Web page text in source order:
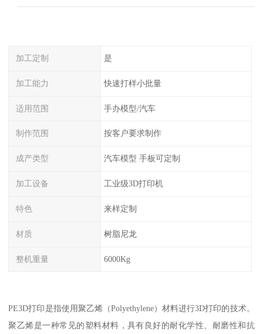
加工定制 是
加工能力 快速打样小批量
适用范围 手办模型/汽车
制作范围 按客户要求制作
成产类型 汽车模型 手板可定制
加工设备 工业级3D打印机
特色 来样定制
材质 树脂尼龙
整机重量 6000Kg
PE3D打印是指使用聚乙烯（Polyethylene）材料进行3D打印的技术。
聚乙烯是一种常见的塑料材料，具有良好的耐化学性、耐磨性和抗